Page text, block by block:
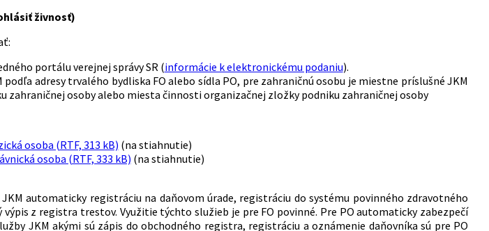
živnosť)
portálu verejnej správy SR (informácie k elektronickému podaniu).
adresy trvalého bydliska FO alebo sídla PO, pre zahraničnú osobu je miestne príslušné JKM
zahraničnej osoby alebo miesta činnosti organizačnej zložky podniku zahraničnej osoby
osoba (RTF, 313 kB) (na stiahnutie)
osoba (RTF, 333 kB) (na stiahnutie)
automaticky registráciu na daňovom úrade, registráciu do systému povinného zdravotného
z registra trestov. Využitie týchto služieb je pre FO povinné. Pre PO automaticky zabezpečí
JKM akými sú zápis do obchodného registra, registráciu a oznámenie daňovníka sú pre PO